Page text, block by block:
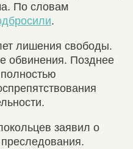
По словам
.
лишения свободы.
обвинения. Позднее
заявил о